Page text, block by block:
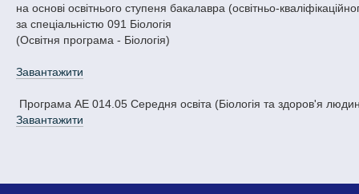
на основі освітнього ступеня бакалавра (освітньо-
за спеціальністю 091 Біологія
(Освітня програма - Біологія)
Завантажити
Програма АЕ 014.05 Середня освіта (Біологія та здоров'я
Завантажити